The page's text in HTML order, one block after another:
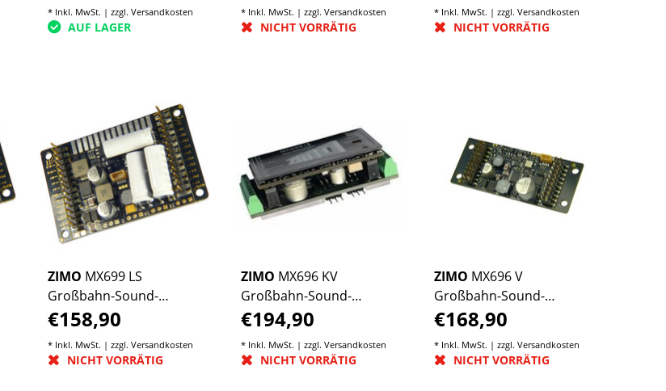
* Inkl. MwSt. | zzgl. Versandkosten
AUF LAGER
* Inkl. MwSt. | zzgl. Versandkosten
NICHT VORRÄTIG
* Inkl. MwSt. | zzgl.Versandkosten
NICHT VORRÄTIG
ZIMO MX699 LS
Großbahn-Sound-
Decoder
€158,90
* Inkl. MwSt. | zzgl. Versandkosten
NICHT VORRÄTIG
ZIMO MX696 KV
Großbahn-Sound-
Decoder
€194,90
* Inkl. MwSt. | zzgl. Versandkosten
NICHT VORRÄTIG
ZIMO MX696 V
Großbahn-Sound-
Decoder
€168,90
* Inkl. MwSt. | zzgl.Versandkosten
NICHT VORRÄTIG